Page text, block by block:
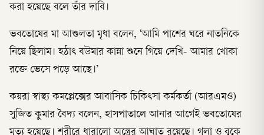
করা হয়েছে বলে তাঁর দাবি।
ভবতোষের মা আশুলতা মৃধা বলেন, ‘আমি পাশের ঘরে নাতনিকে
নিয়ে ছিলাম। হঠাৎ বউমার কান্না শুনে গিয়ে দেখি- আমার খোকা
রক্তে ভেসে পড়ে আছে।’
কয়রা স্বাস্থ্য কমপ্লেক্সের আবাসিক চিকিৎসা কর্মকর্তা (আরএমও)
সুজিত কুমার বৈদ্য বলেন, হাসপাতালে আনার আগেই ভবতোষের
মৃত্যু হয়েছে। শরীরে ধারালো অস্ত্রের আঘাত রয়েছে। গলা ও বুকে